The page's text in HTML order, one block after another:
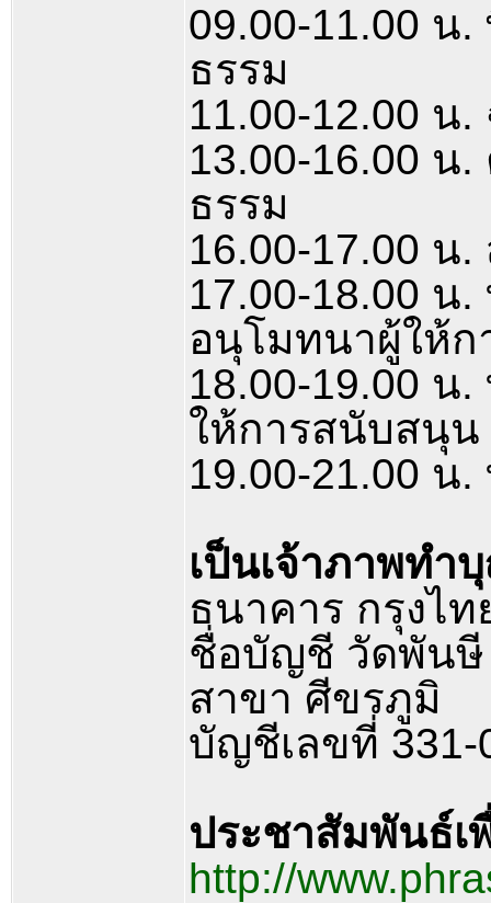
09.00-11.00 น
ธรรม
11.00-12.00
13.00-16.00 น
ธรรม
16.00-17.00 น
17.00-18.00
อนุโมทนาผู้ให้
18.00-19.00 น
ให้การสนับสนุน
19.00-21.00
เป็นเจ้าภาพทำ
ธนาคาร กรุงไท
ชื่อบัญชี วัดพันษี
สาขา ศีขรภูมิ
บัญชีเลขที่ 331-
ประชาสัมพันธ์เ
http://